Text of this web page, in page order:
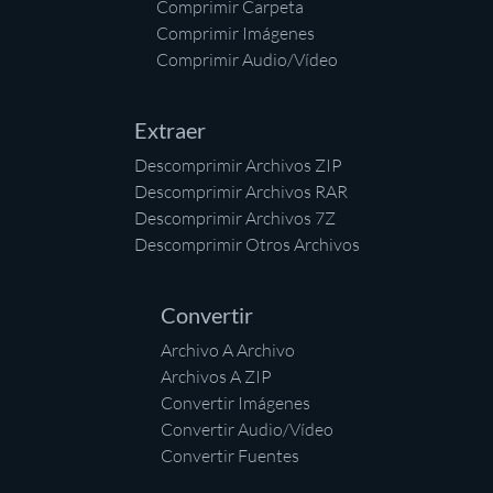
Comprimir Carpeta
Comprimir Imágenes
Comprimir Audio/Vídeo
Extraer
Descomprimir Archivos ZIP
Descomprimir Archivos RAR
Descomprimir Archivos 7Z
Descomprimir Otros Archivos
Convertir
Archivo A Archivo
Archivos A ZIP
Convertir Imágenes
Convertir Audio/Vídeo
Convertir Fuentes